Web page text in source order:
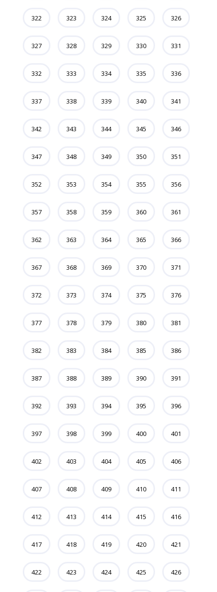
322 323 324 325 326
327 328 329 330 331
332 333 334 335 336
337 338 339 340 341
342 343 344 345 346
347 348 349 350 351
352 353 354 355 356
357 358 359 360 361
362 363 364 365 366
367 368 369 370 371
372 373 374 375 376
377 378 379 380 381
382 383 384 385 386
387 388 389 390 391
392 393 394 395 396
397 398 399 400 401
402 403 404 405 406
407 408 409 410 411
412 413 414 415 416
417 418 419 420 421
422 423 424 425 426